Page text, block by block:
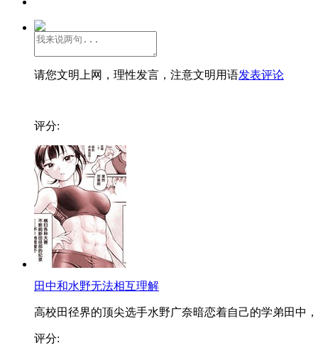
请您文明上网，理性发言，注意文明用语发表评论
评分:
田中和水野无法相互理解
高校田径界的顶尖选手水野广奈暗恋着自己的学弟田中
评分: